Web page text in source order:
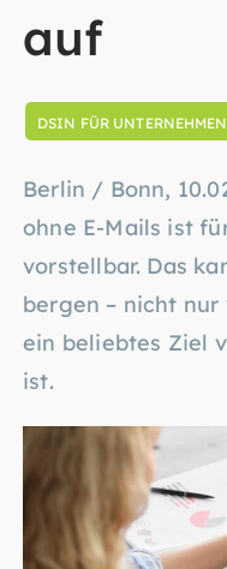
auf
DSIN FÜR UNTERNEHMEN
Berlin / Bonn,
ohne E-Mails ist
vorstellbar. Das
bergen – nicht nur
ein beliebtes Ziel
ist.